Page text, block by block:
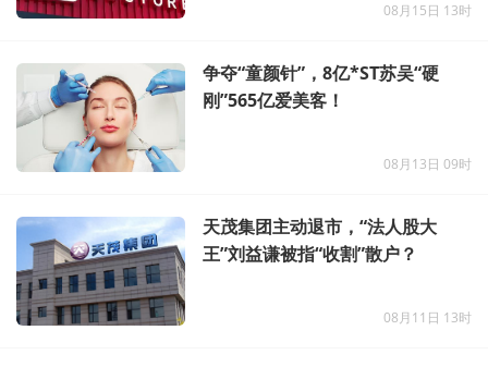
08月15日 13时
争夺“童颜针”，8亿*ST苏吴“硬
刚”565亿爱美客！
08月13日 09时
天茂集团主动退市，“法人股大
王”刘益谦被指“收割”散户？
08月11日 13时